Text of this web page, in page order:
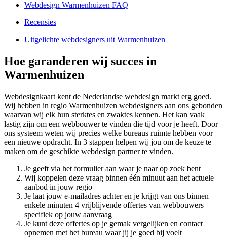
Webdesign Warmenhuizen FAQ
Recensies
Uitgelichte webdesigners uit Warmenhuizen
Hoe garanderen wij succes in
Warmenhuizen
Webdesignkaart kent de Nederlandse webdesign markt erg goed.
Wij hebben in regio Warmenhuizen webdesigners aan ons gebonden
waarvan wij elk hun sterktes en zwaktes kennen. Het kan vaak
lastig zijn om een webbouwer te vinden die tijd voor je heeft. Door
ons systeem weten wij precies welke bureaus ruimte hebben voor
een nieuwe opdracht. In 3 stappen helpen wij jou om de keuze te
maken om de geschikte webdesign partner te vinden.
Je geeft via het formulier aan waar je naar op zoek bent
Wij koppelen deze vraag binnen één minuut aan het actuele
aanbod in jouw regio
Je laat jouw e-mailadres achter en je krijgt van ons binnen
enkele minuten 4 vrijblijvende offertes van webbouwers –
specifiek op jouw aanvraag
Je kunt deze offertes op je gemak vergelijken en contact
opnemen met het bureau waar jij je goed bij voelt